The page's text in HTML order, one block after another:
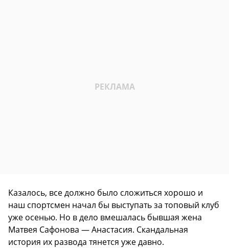
Казалось, все должно было сложиться хорошо и
наш спортсмен начал бы выступать за топовый клуб
уже осенью. Но в дело вмешалась бывшая жена
Матвея Сафонова — Анастасия. Скандальная
история их развода тянется уже давно.